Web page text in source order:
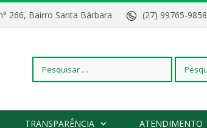
266, Bairro Santa Bárbara (27) 99765-9858
Pesquisar
TRANSPARÊNCIA ATENDIMENTO